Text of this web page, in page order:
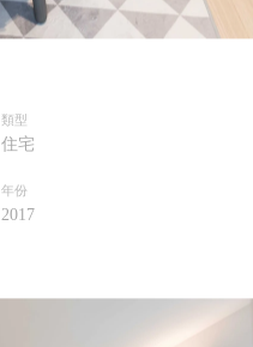
類型
住宅
年份
2017